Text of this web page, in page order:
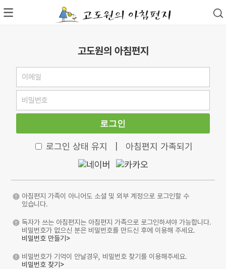
고도원의 아침편지
로그인
로그인 상태 유지 아침편지 가족되기
아침편지 가족이 아니어도 소셜 및 외부 계정으로 로그인할 수
있습니다.
독자가 쓰는 아침편지는 아침편지 가족으로 로그인하셔야 가능합니다.
비밀번호가 없으신 분은 비밀번호를 만드신 후에 이용해 주세요.
비밀번호 만들기>
비밀번호가 기억이 안날경우, 비밀번호 찾기를 이용해주세요.
비밀번호 찾기>